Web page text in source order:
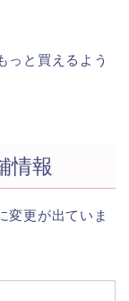
っと買えるよう
情報
変更が出ていま